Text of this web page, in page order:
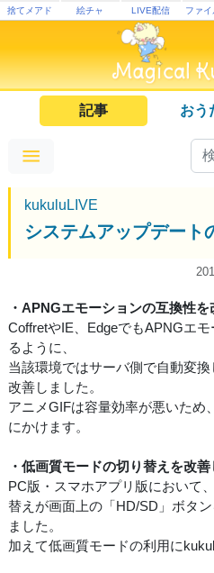
捨てメアド 絵チャ LIVE配信 ファイ
記事 おう
kukuluLIVE
システムアップデート
・APNGエモーションの互換性
CoffretやIE、EdgeでもAPNGエ
るように、
当該環境ではサーバ側で自動変
改善しました。
アニメGIFは容量効率が悪いため
にかけます。
・低画質モードの切り替えを改
PC版・スマホアプリ版において
替えが画面上の「HD/SD」ボタ
ました。
加えて低画質モードの利用に